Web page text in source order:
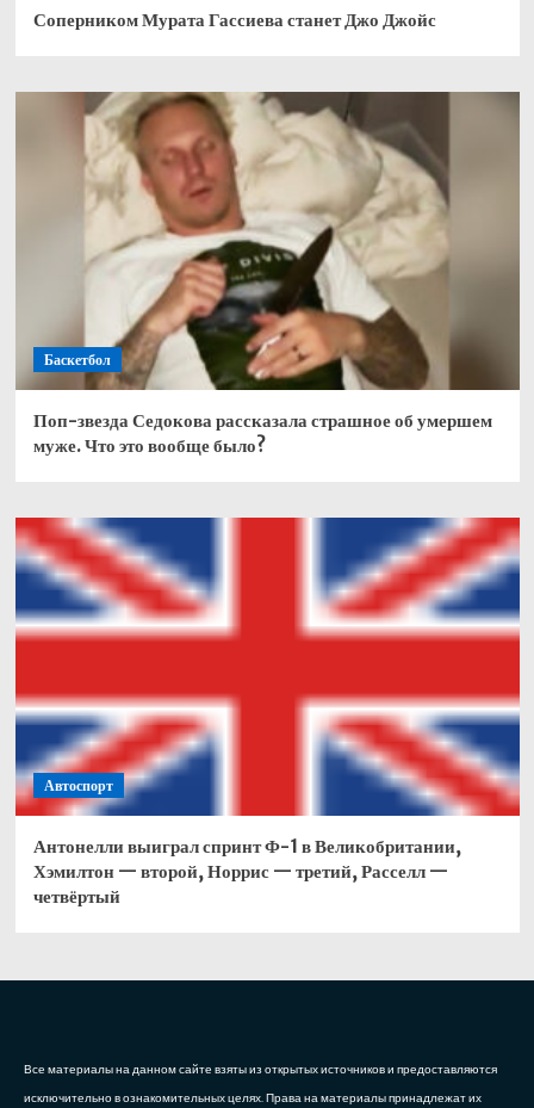
Соперником Мурата Гассиева станет Джо Джойс
Баскетбол
Поп-звезда Седокова рассказала страшное об умершем
муже. Что это вообще было?
Автоспорт
Антонелли выиграл спринт Ф-1 в Великобритании,
Хэмилтон — второй, Норрис — третий, Расселл —
четвёртый
Все материалы на данном сайте взяты из открытых источников и предоставляются
исключительно в ознакомительных целях. Права на материалы принадлежат их